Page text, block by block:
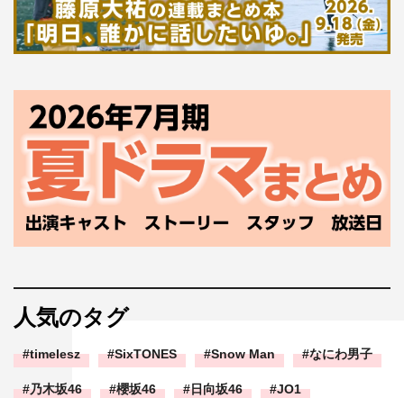
人気のタグ
timelesz SixTONES Snow Man なにわ男子
乃木坂46 櫻坂46 日向坂46 JO1